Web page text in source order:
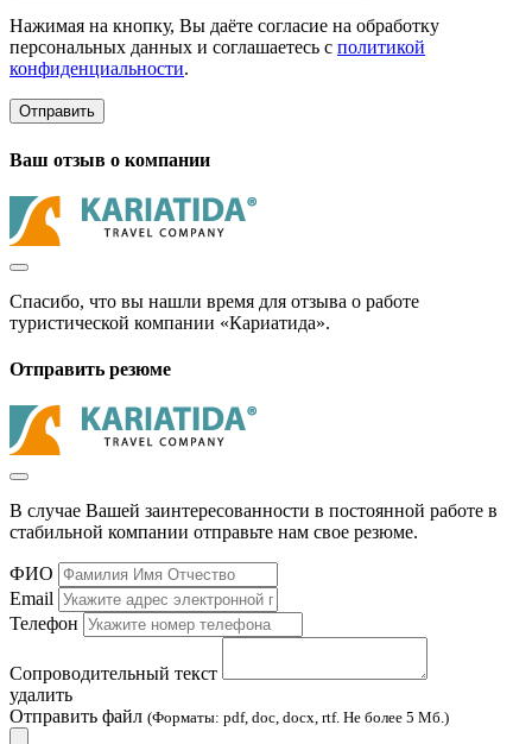
Нажимая на кнопку, Вы даёте согласие на обработку
персональных данных и соглашаетесь с политикой
конфиденциальности.
Отправить
Ваш отзыв о компании
Спасибо, что вы нашли время для отзыва о работе
туристической компании «Кариатида».
Отправить резюме
В случае Вашей заинтересованности в постоянной работе в
стабильной компании отправьте нам свое резюме.
ФИО
Email
Телефон
Сопроводительный текст
удалить
Отправить файл (Форматы: pdf, doc, docx, rtf. Не более 5 Мб.)